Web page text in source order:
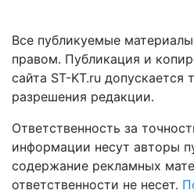
Все публикуемые
правом. Публикация и
сайта ST-KT.ru допускается
разрешения редакции.
Ответственность за
информации несут авторы
содержание рекламных
ответственности не несет.